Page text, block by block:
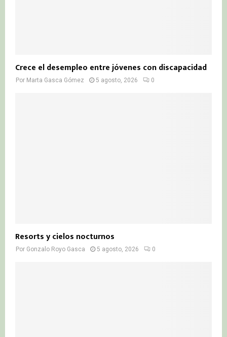
Crece el desempleo entre jóvenes con discapacidad
Por Marta Gasca Gómez 5 agosto, 2026 0
Resorts y cielos nocturnos
Por Gonzalo Royo Gasca 5 agosto, 2026 0